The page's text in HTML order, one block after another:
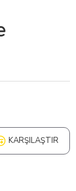
KARŞILAŞTIR